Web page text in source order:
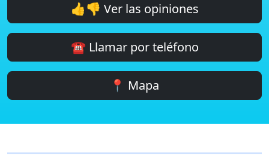
👍👎 Ver las opiniones
☎️ Llamar por teléfono
📍 Mapa